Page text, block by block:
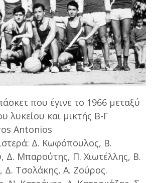
που έγινε το 1966 μεταξύ
λυκείου και μικτής Β-Γ
Antonios
Δ. Κωφόπουλος, Β.
Δ. Μπαρούτης, Π. Χιωτέλλης, Β.
Δ. Τσολάκης, Α. Ζούρος.